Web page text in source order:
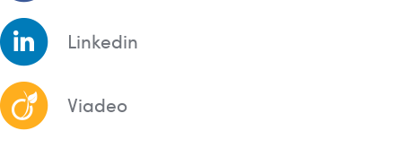
Linkedin
Viadeo